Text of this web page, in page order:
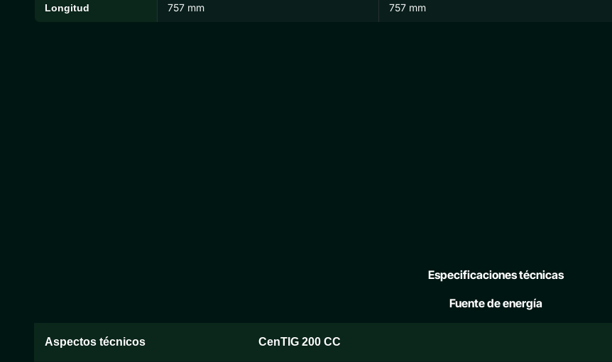
Longitud 757 mm 757 mm
Especificaciones técnicas
Fuente de energía
Aspectos técnicos CenTIG 200 CC